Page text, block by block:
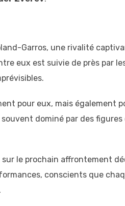
Garros, une rivalité
eux est suivie de près par
pour eux, mais également
dominé par des figures
le prochain affrontement
conscients que